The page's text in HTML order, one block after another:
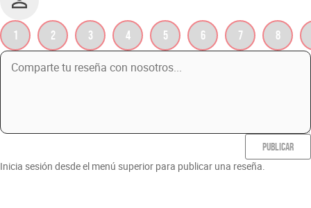
1 2 3 4 5 6 7 8
PUBLICAR
Inicia sesión desde el menú superior para publicar una reseña.